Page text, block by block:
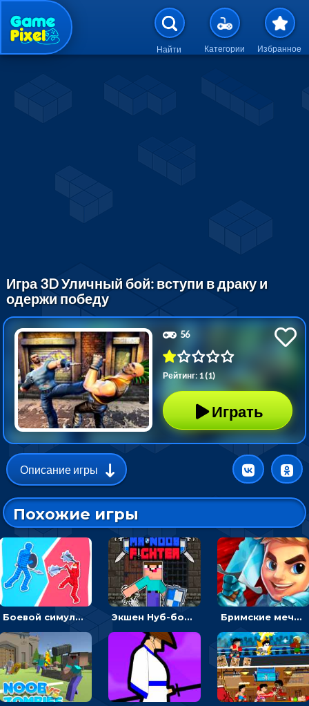
Перейти к основному
Найти Категории Избранное
Игра 3D Уличный бой: вступи в драку и
одержи победу
56
Рейтинг: 1 (1)
Играть
Описание игры
Похожие игры
Боевой симулятор 3D: повтори позу рыцаря и победи врага Экшен Нуб-боец: прыгать через препятствия или бить врагов мечом Бримские мечи: бежать через преграды, бить врагов и собирать монеты